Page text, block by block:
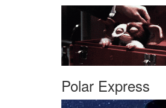
Polar Express